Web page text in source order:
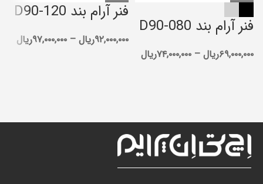
فنر آرام بند D90-080
۶۹,۰۰۰,۰۰۰ریال – ۷۴,۰۰۰,۰۰۰ریال
فنر آرام بند D90-120
۹۲,۰۰۰,۰۰۰ریال – ۹۷,۰۰۰,۰۰۰ریال